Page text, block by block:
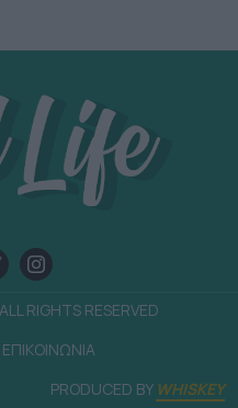
RIGHTS RESERVED
ΕΠΙΚΟΙΝΩΝΙΑ
PRODUCED BY WHISKEY